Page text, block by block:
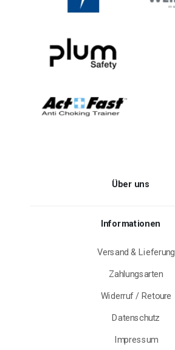
Über uns
Informationen
Versand & Lieferung
Zahlungsarten
Widerruf / Retoure
Datenschutz
Impressum